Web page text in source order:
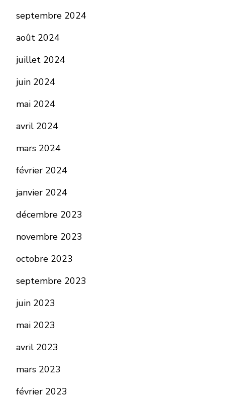
septembre 2024
août 2024
juillet 2024
juin 2024
mai 2024
avril 2024
mars 2024
février 2024
janvier 2024
décembre 2023
novembre 2023
octobre 2023
septembre 2023
juin 2023
mai 2023
avril 2023
mars 2023
février 2023